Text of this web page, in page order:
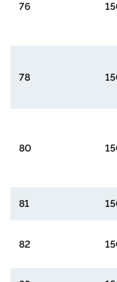
76
78
80
81
82